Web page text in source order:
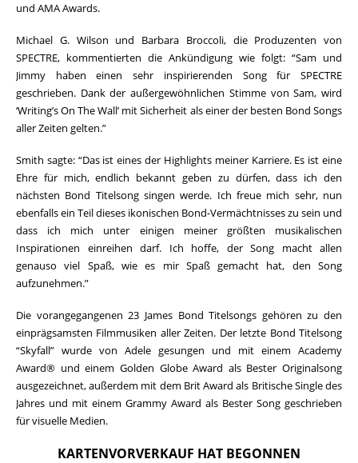
und AMA Awards.
Michael G. Wilson und Barbara Broccoli, die Produzenten von
SPECTRE, kommentierten die Ankündigung wie folgt: “Sam und
Jimmy haben einen sehr inspirierenden Song für SPECTRE
geschrieben. Dank der außergewöhnlichen Stimme von Sam, wird
‘Writing’s On The Wall’ mit Sicherheit als einer der besten Bond Songs
aller Zeiten gelten.”
Smith sagte: “Das ist eines der Highlights meiner Karriere. Es ist eine
Ehre für mich, endlich bekannt geben zu dürfen, dass ich den
nächsten Bond Titelsong singen werde. Ich freue mich sehr, nun
ebenfalls ein Teil dieses ikonischen Bond-Vermächtnisses zu sein und
dass ich mich unter einigen meiner größten musikalischen
Inspirationen einreihen darf. Ich hoffe, der Song macht allen
genauso viel Spaß, wie es mir Spaß gemacht hat, den Song
aufzunehmen.”
Die vorangegangenen 23 James Bond Titelsongs gehören zu den
einprägsamsten Filmmusiken aller Zeiten. Der letzte Bond Titelsong
“Skyfall” wurde von Adele gesungen und mit einem Academy
Award® und einem Golden Globe Award als Bester Originalsong
ausgezeichnet, außerdem mit dem Brit Award als Britische Single des
Jahres und mit einem Grammy Award als Bester Song geschrieben
für visuelle Medien.
KARTENVORVERKAUF HAT BEGONNEN